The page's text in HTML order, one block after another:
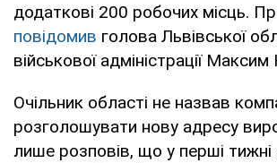
додаткові 200 робочих місць.
повідомив голова Львівської
військової адміністрації
Очільник області не назвав
розголошувати нову адресу
лише розповів, що у перші тижні